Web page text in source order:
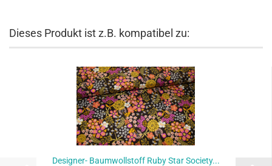
Dieses Produkt ist z.B. kompatibel zu:
Designer- Baumwollstoff Ruby Star Society...